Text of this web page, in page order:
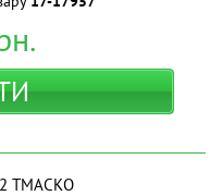
ТМАСКО